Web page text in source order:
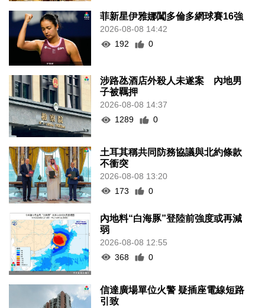
菲新星伊雅娜闖多倫多網球賽16強
2026-08-08 14:42
192
0
涉路氹酒店外殺人未遂案 內地男
子被羈押
2026-08-08 14:37
1289
0
土耳其稱共同防務協議與北約條款
不衝突
2026-08-08 13:20
173
0
內地料“白海豚”登陸前強度或再減
弱
2026-08-08 12:55
368
0
信達廣場單位火警 疑插座電線短路
引致